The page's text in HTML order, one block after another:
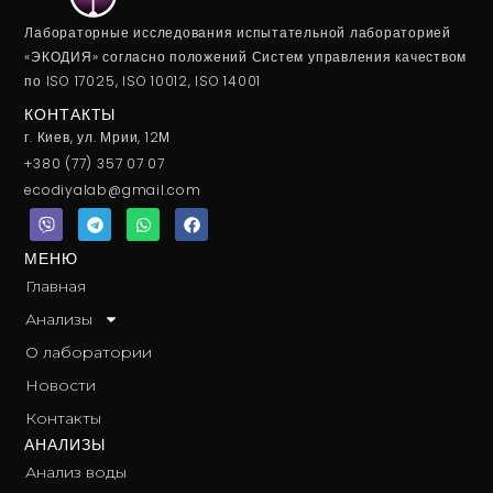
Лабораторные исследования испытательной лабораторией
«ЭКОДИЯ» согласно положений Систем управления качеством
по ISO 17025, ISO 10012, ISO 14001
КОНТАКТЫ
г. Киев, ул. Мрии, 12М
+380 (77) 357 07 07
ecodiyalab@gmail.com
V
i
b
e
T
e
l
m
W
h
a
F
a
c
МЕНЮ
Главная
Анализы
О лаборатории
Новости
Контакты
АНАЛИЗЫ
Анализ воды